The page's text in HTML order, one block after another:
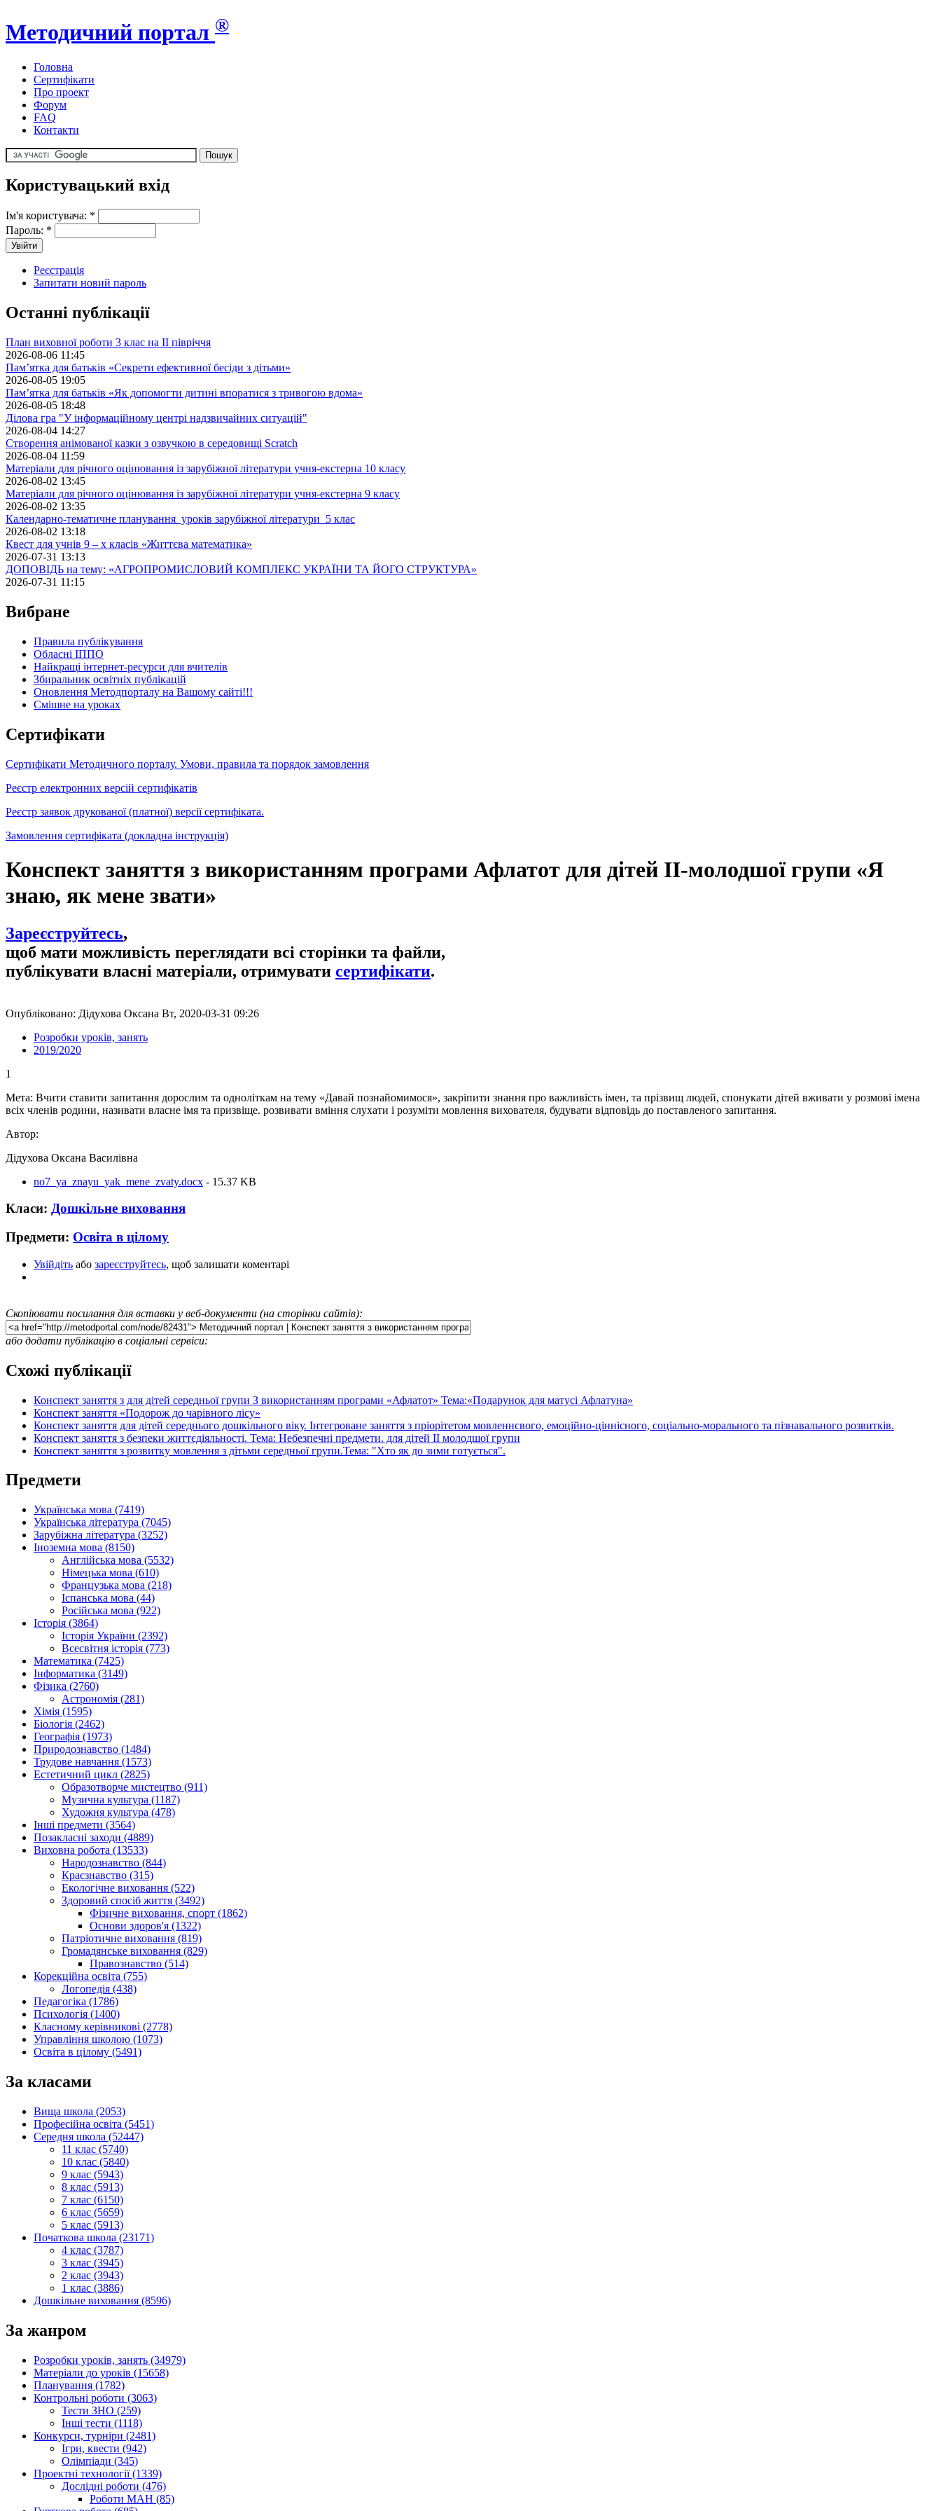
Методичний портал ®
Головна
Сертифікати
Про проект
Форум
FAQ
Контакти
Користувацький вхід
Ім'я користувача: *
Пароль: *
Реєстрація
Запитати новий пароль
Останні публікації
План виховної роботи 3 клас на II півріччя
2026-08-06 11:45
Пам’ятка для батьків «Секрети ефективної бесіди з дітьми»
2026-08-05 19:05
Пам’ятка для батьків «Як допомогти дитині впоратися з тривогою вдома»
2026-08-05 18:48
Ділова гра "У інформаційному центрі надзвичайних ситуацій"
2026-08-04 14:27
Створення анімованої казки з озвучкою в середовищі Scratch
2026-08-04 11:59
Матеріали для річного оцінювання із зарубіжної літератури учня-екстерна 10 класу
2026-08-02 13:45
Матеріали для річного оцінювання із зарубіжної літератури учня-екстерна 9 класу
2026-08-02 13:35
Календарно-тематичне планування уроків зарубіжної літератури 5 клас
2026-08-02 13:18
Квест для учнів 9 – х класів «Життєва математика»
2026-07-31 13:13
ДОПОВІДЬ на тему: «АГРОПРОМИСЛОВИЙ КОМПЛЕКС УКРАЇНИ ТА ЙОГО СТРУКТУРА»
2026-07-31 11:15
Вибране
Правила публікування
Обласні ІППО
Найкращі інтернет-ресурси для вчителів
Збиральник освітніх публікацій
Оновлення Методпорталу на Вашому сайті!!!
Cмішне на уроках
Сертифікати
Сертифікати Методичного порталу. Умови, правила та порядок замовлення
Реєстр електронних версій сертифікатів
Реєстр заявок друкованої (платної) версії сертифіката.
Замовлення сертифіката (докладна інструкція)
Конспект заняття з використанням програми Афлатот для дітей ІІ-молодшої групи «Я
знаю, як мене звати»
Зареєструйтесь,
щоб мати можливість переглядати всі сторінки та файли,
публікувати власні матеріали, отримувати сертифікати.
Опубліковано: Дідухова Оксана Вт, 2020-03-31 09:26
Розробки уроків, занять
2019/2020
1
Мета: Вчити ставити запитання дорослим та одноліткам на тему «Давай познайомимося», закріпити знання про важливість імен, та прізвищ людей, спонукати дітей вживати у розмові імена
всіх членів родини, називати власне імя та призвіще. розвивати вміння слухати і розуміти мовлення вихователя, будувати відповідь до поставленого запитання.
Автор:
Дідухова Оксана Василівна
no7_ya_znayu_yak_mene_zvaty.docx - 15.37 KB
Класи: Дошкільне виховання
Предмети: Освіта в цілому
Увійдіть або зареєструйтесь, щоб залишати коментарі
Скопіювати посилання для вставки у веб-документи (на сторінки сайтів):
або додати публікацію в соціальні сервіси:
Схожі публікації
Конспект заняття з для дітей середньої групи З використанням програми «Афлатот» Тема:«Подарунок для матусі Афлатуна»
Конспект заняття «Подорож до чарівного лісу»
Конспект заняття для дітей середнього дошкільного віку. Інтегроване заняття з пріорітетом мовленнєвого, емоційно-ціннісного, соціально-морального та пізнавального розвитків.
Конспект заняття з безпеки життєдіяльності. Тема: Небезпечні предмети. для дітей ІІ молодшої групи
Конспект заняття з розвитку мовлення з дітьми середньої групи.Тема: "Хто як до зими готується".
Предмети
Українська мова (7419)
Українська література (7045)
Зарубіжна література (3252)
Іноземна мова (8150)
Англійська мова (5532)
Німецька мова (610)
Французька мова (218)
Іспанська мова (44)
Російська мова (922)
Історія (3864)
Історія України (2392)
Всесвітня історія (773)
Математика (7425)
Інформатика (3149)
Фізика (2760)
Астрономія (281)
Хімія (1595)
Біологія (2462)
Географія (1973)
Природознавство (1484)
Трудове навчання (1573)
Естетичний цикл (2825)
Образотворче мистецтво (911)
Музична культура (1187)
Художня культура (478)
Інші предмети (3564)
Позакласні заходи (4889)
Виховна робота (13533)
Народознавство (844)
Краєзнавство (315)
Екологічне виховання (522)
Здоровий спосіб життя (3492)
Фізичне виховання, спорт (1862)
Основи здоров'я (1322)
Патріотичне виховання (819)
Громадянське виховання (829)
Правознавство (514)
Корекційна освіта (755)
Логопедія (438)
Педагогіка (1786)
Психологія (1400)
Класному керівникові (2778)
Управління школою (1073)
Освіта в цілому (5491)
За класами
Вища школа (2053)
Професійна освіта (5451)
Середня школа (52447)
11 клас (5740)
10 клас (5840)
9 клас (5943)
8 клас (5913)
7 клас (6150)
6 клас (5659)
5 клас (5913)
Початкова школа (23171)
4 клас (3787)
3 клас (3945)
2 клас (3943)
1 клас (3886)
Дошкільне виховання (8596)
За жанром
Розробки уроків, занять (34979)
Матеріали до уроків (15658)
Планування (1782)
Контрольні роботи (3063)
Тести ЗНО (259)
Інші тести (1118)
Конкурси, турніри (2481)
Ігри, квести (942)
Олімпіади (345)
Проектні технології (1339)
Дослідні роботи (476)
Роботи МАН (85)